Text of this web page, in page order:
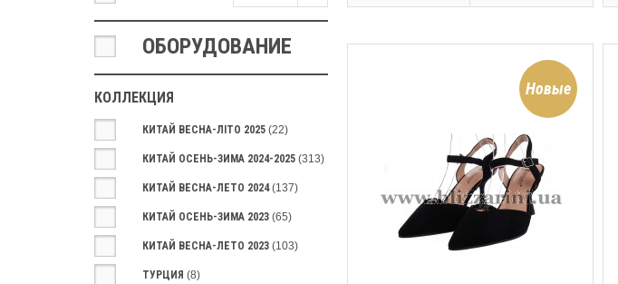
ОБОРУДОВАНИЕ
КОЛЛЕКЦИЯ
КИТАЙ ВЕСНА-ЛІТО 2025(22)
КИТАЙ ОСЕНЬ-ЗИМА 2024-2025(313)
КИТАЙ ВЕСНА-ЛЕТО 2024(137)
КИТАЙ ОСЕНЬ-ЗИМА 2023(65)
КИТАЙ ВЕСНА-ЛЕТО 2023(103)
ТУРЦИЯ(8)
Новые